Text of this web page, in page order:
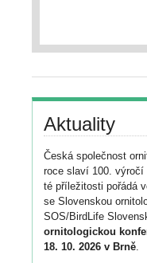
Aktuality
Česká společnost
roce slaví 100. výročí
té příležitosti pořádá
se Slovenskou
SOS/BirdLife
ornitologickou
18. 10. 2026 v Brně.